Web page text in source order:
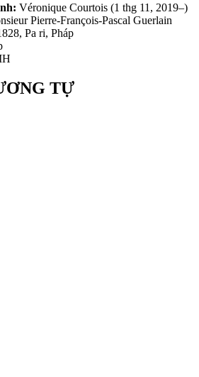
Véronique Courtois (1 thg 11, 2019–)
Pierre-François-Pascal Guerlain
Pa ri, Pháp
TỰ